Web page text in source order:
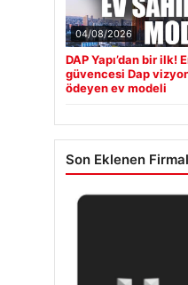
04/08/2026
DAP Yapı’dan bir ilk!
güvencesi Dap
ödeyen ev modeli
Son Eklenen